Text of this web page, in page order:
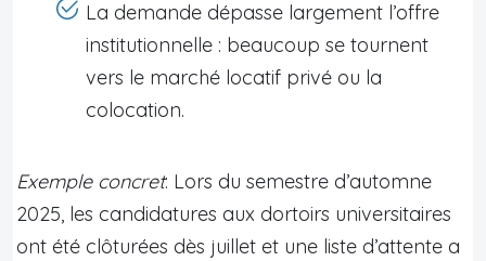
La demande dépasse largement l’offre
institutionnelle : beaucoup se tournent
vers le marché locatif privé ou la
colocation.
Exemple concret: Lors du semestre d’automne
2025, les candidatures aux dortoirs universitaires
ont été clôturées dès juillet et une liste d’attente a